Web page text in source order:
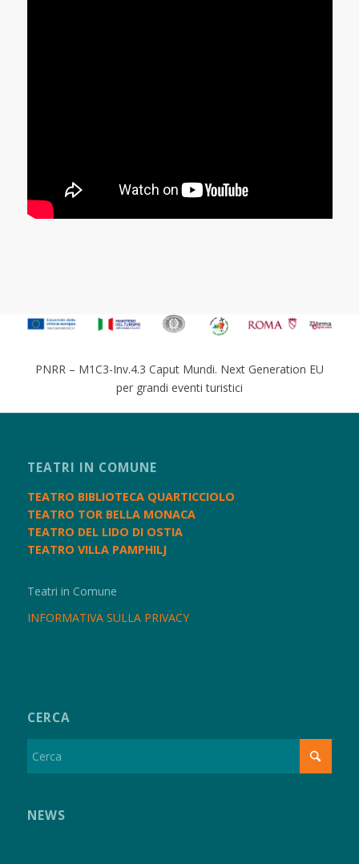
PNRR – M1C3-Inv.4.3 Caput Mundi. Next Generation EU
per grandi eventi turistici
TEATRI IN COMUNE
TEATRO BIBLIOTECA QUARTICCIOLO
TEATRO TOR BELLA MONACA
TEATRO DEL LIDO DI OSTIA
TEATRO VILLA PAMPHILJ
Teatri in Comune
INFORMATIVA SULLA PRIVACY
CERCA
NEWS